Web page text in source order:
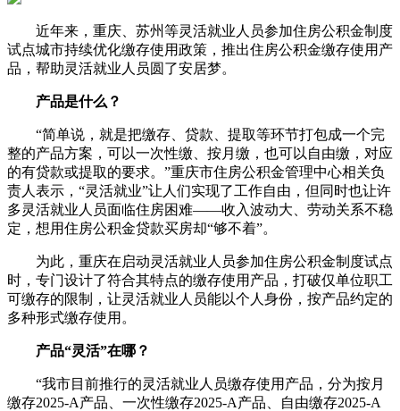
近年来，重庆、苏州等灵活就业人员参加住房公积金制度
试点城市持续优化缴存使用政策，推出住房公积金缴存使用产
品，帮助灵活就业人员圆了安居梦。
产品是什么？
“简单说，就是把缴存、贷款、提取等环节打包成一个完
整的产品方案，可以一次性缴、按月缴，也可以自由缴，对应
的有贷款或提取的要求。”重庆市住房公积金管理中心相关负
责人表示，“灵活就业”让人们实现了工作自由，但同时也让许
多灵活就业人员面临住房困难——收入波动大、劳动关系不稳
定，想用住房公积金贷款买房却“够不着”。
为此，重庆在启动灵活就业人员参加住房公积金制度试点
时，专门设计了符合其特点的缴存使用产品，打破仅单位职工
可缴存的限制，让灵活就业人员能以个人身份，按产品约定的
多种形式缴存使用。
产品“灵活”在哪？
“我市目前推行的灵活就业人员缴存使用产品，分为按月
缴存2025-A产品、一次性缴存2025-A产品、自由缴存2025-A